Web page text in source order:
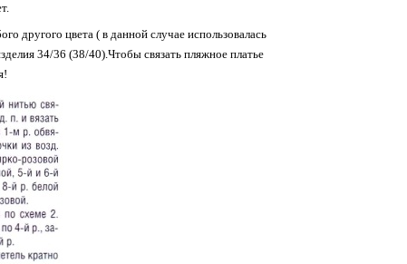
другого цвета ( в данной случае использовалась
34/36 (38/40).Чтобы связать пляжное платье